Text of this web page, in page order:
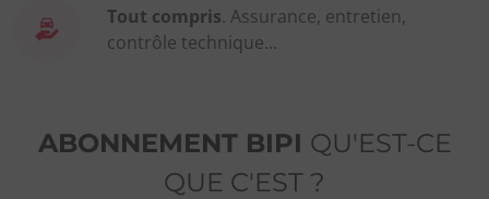
Tout compris. Assurance, entretien,
contrôle technique...
ABONNEMENT BIPI QU'EST-CE
QUE C'EST ?